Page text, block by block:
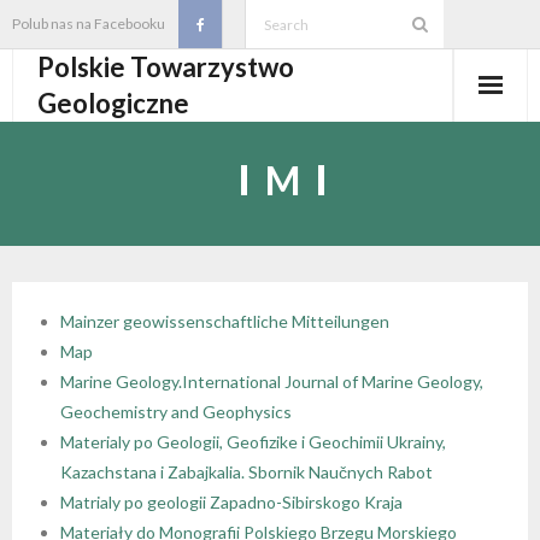
content
Polub nas na Facebooku
Polskie Towarzystwo
Geologiczne
- Historia
- Osobistości PTGeol
- Statut PTGeol i regulaminy
Oddziały, koła, sekcje
- - Oddział Gdański
- - Oddział Górnośląski
- - Sekcja Badań Strukturalnych i Geozagrożeń
- Core Logging School COLOS
Członkostwo
M
Mainzer geowissenschaftliche Mitteilungen
Map
Marine Geology.International Journal of Marine Geology,
Geochemistry and Geophysics
Materialy po Geologii, Geofizike i Geochimii Ukrainy,
Kazachstana i Zabajkalia. Sbornik Naučnych Rabot
Matrialy po geologii Zapadno-Sibirskogo Kraja
Materiały do Monografii Polskiego Brzegu Morskiego